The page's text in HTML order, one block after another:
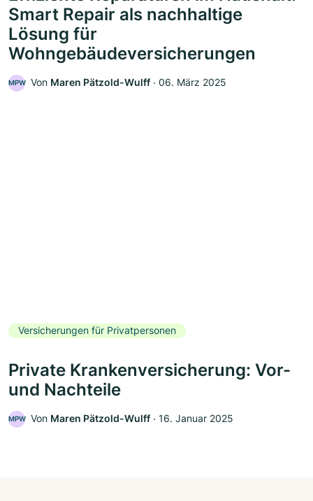
Smart Repair als nachhaltige
Lösung für
Wohngebäudeversicherungen
MPW Von Maren Pätzold-Wulff ‧ 06. März 2025
Versicherungen für Privatpersonen
Private Krankenversicherung: Vor-
und Nachteile
MPW Von Maren Pätzold-Wulff ‧ 16. Januar 2025